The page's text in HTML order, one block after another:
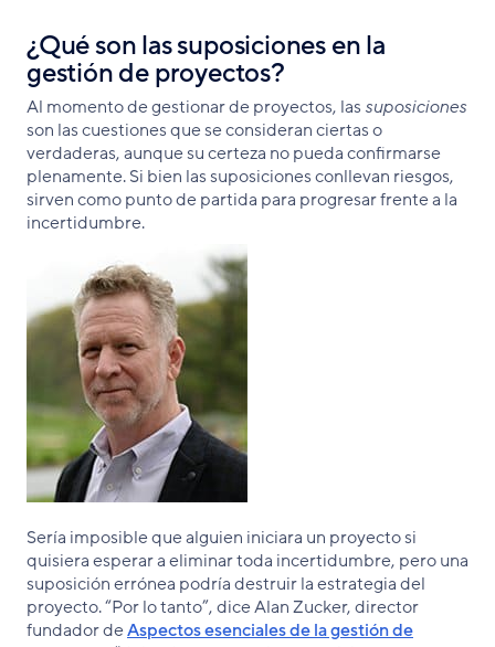
¿Qué son las suposiciones en la
gestión de proyectos?
Al momento de gestionar de proyectos, las suposiciones
son las cuestiones que se consideran ciertas o
verdaderas, aunque su certeza no pueda confirmarse
plenamente. Si bien las suposiciones conllevan riesgos,
sirven como punto de partida para progresar frente a la
incertidumbre.
Sería imposible que alguien iniciara un proyecto si
quisiera esperar a eliminar toda incertidumbre, pero una
suposición errónea podría destruir la estrategia del
proyecto. “Por lo tanto”, dice Alan Zucker, director
fundador deAspectos esenciales de la gestión de